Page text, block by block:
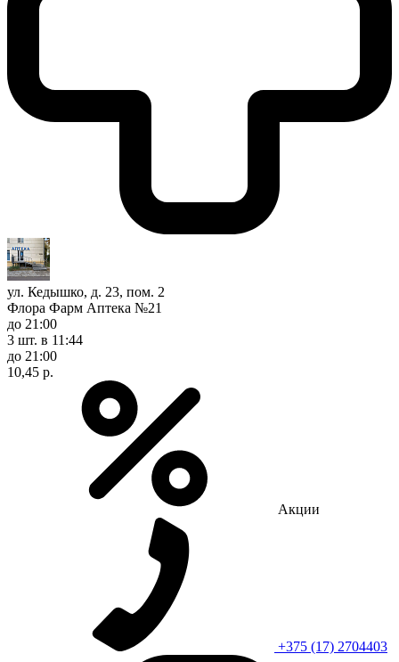
ул. Кедышко, д. 23, пом. 2
Флора Фарм Аптека №21
до 21:00
3 шт. в 11:44
до 21:00
10,45 р.
Акции
+375 (17) 2704403